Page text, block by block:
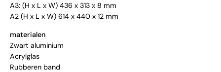
A3: (H x L x W) 436 x 313 x 8 mm
A2 (H x L x W) 614 x 440 x 12 mm
materialen
Zwart aluminium
Acrylglas
Rubberen band